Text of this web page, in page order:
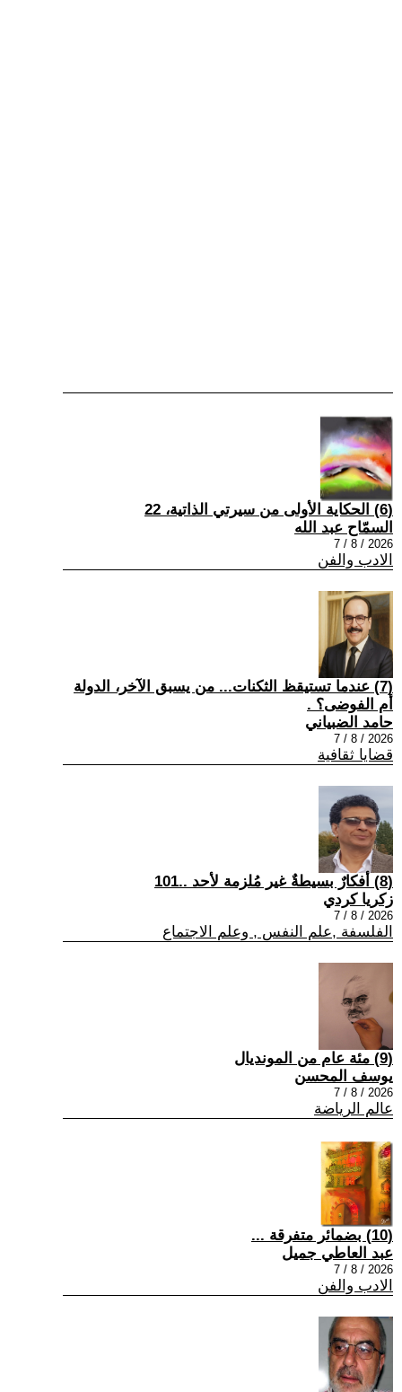
(6) الحكاية الأولى من سيرتي الذاتية، 22
السمّاح عبد الله
2026 / 8 / 7
الادب والفن
(7) عندما تستيقظ الثكنات... من يسبق الآخر، الدولة
أم الفوضى؟ .
حامد الضبياني
2026 / 8 / 7
قضايا ثقافية
(8) أفكارٌ بسيطةٌ غير مُلزمة لأحد ..101
زكريا كردي
2026 / 8 / 7
الفلسفة ,علم النفس , وعلم الاجتماع
(9) مئة عام من المونديال
يوسف المحسن
2026 / 8 / 7
عالم الرياضة
(10) بضمائر متفرقة ...
عبد العاطي جميل
2026 / 8 / 7
الادب والفن